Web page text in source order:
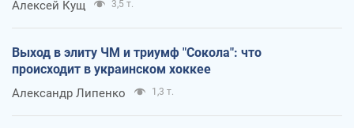
Алексей Кущ 3,5 т.
Выход в элиту ЧМ и триумф "Сокола": что
происходит в украинском хоккее
Александр Липенко 1,3 т.